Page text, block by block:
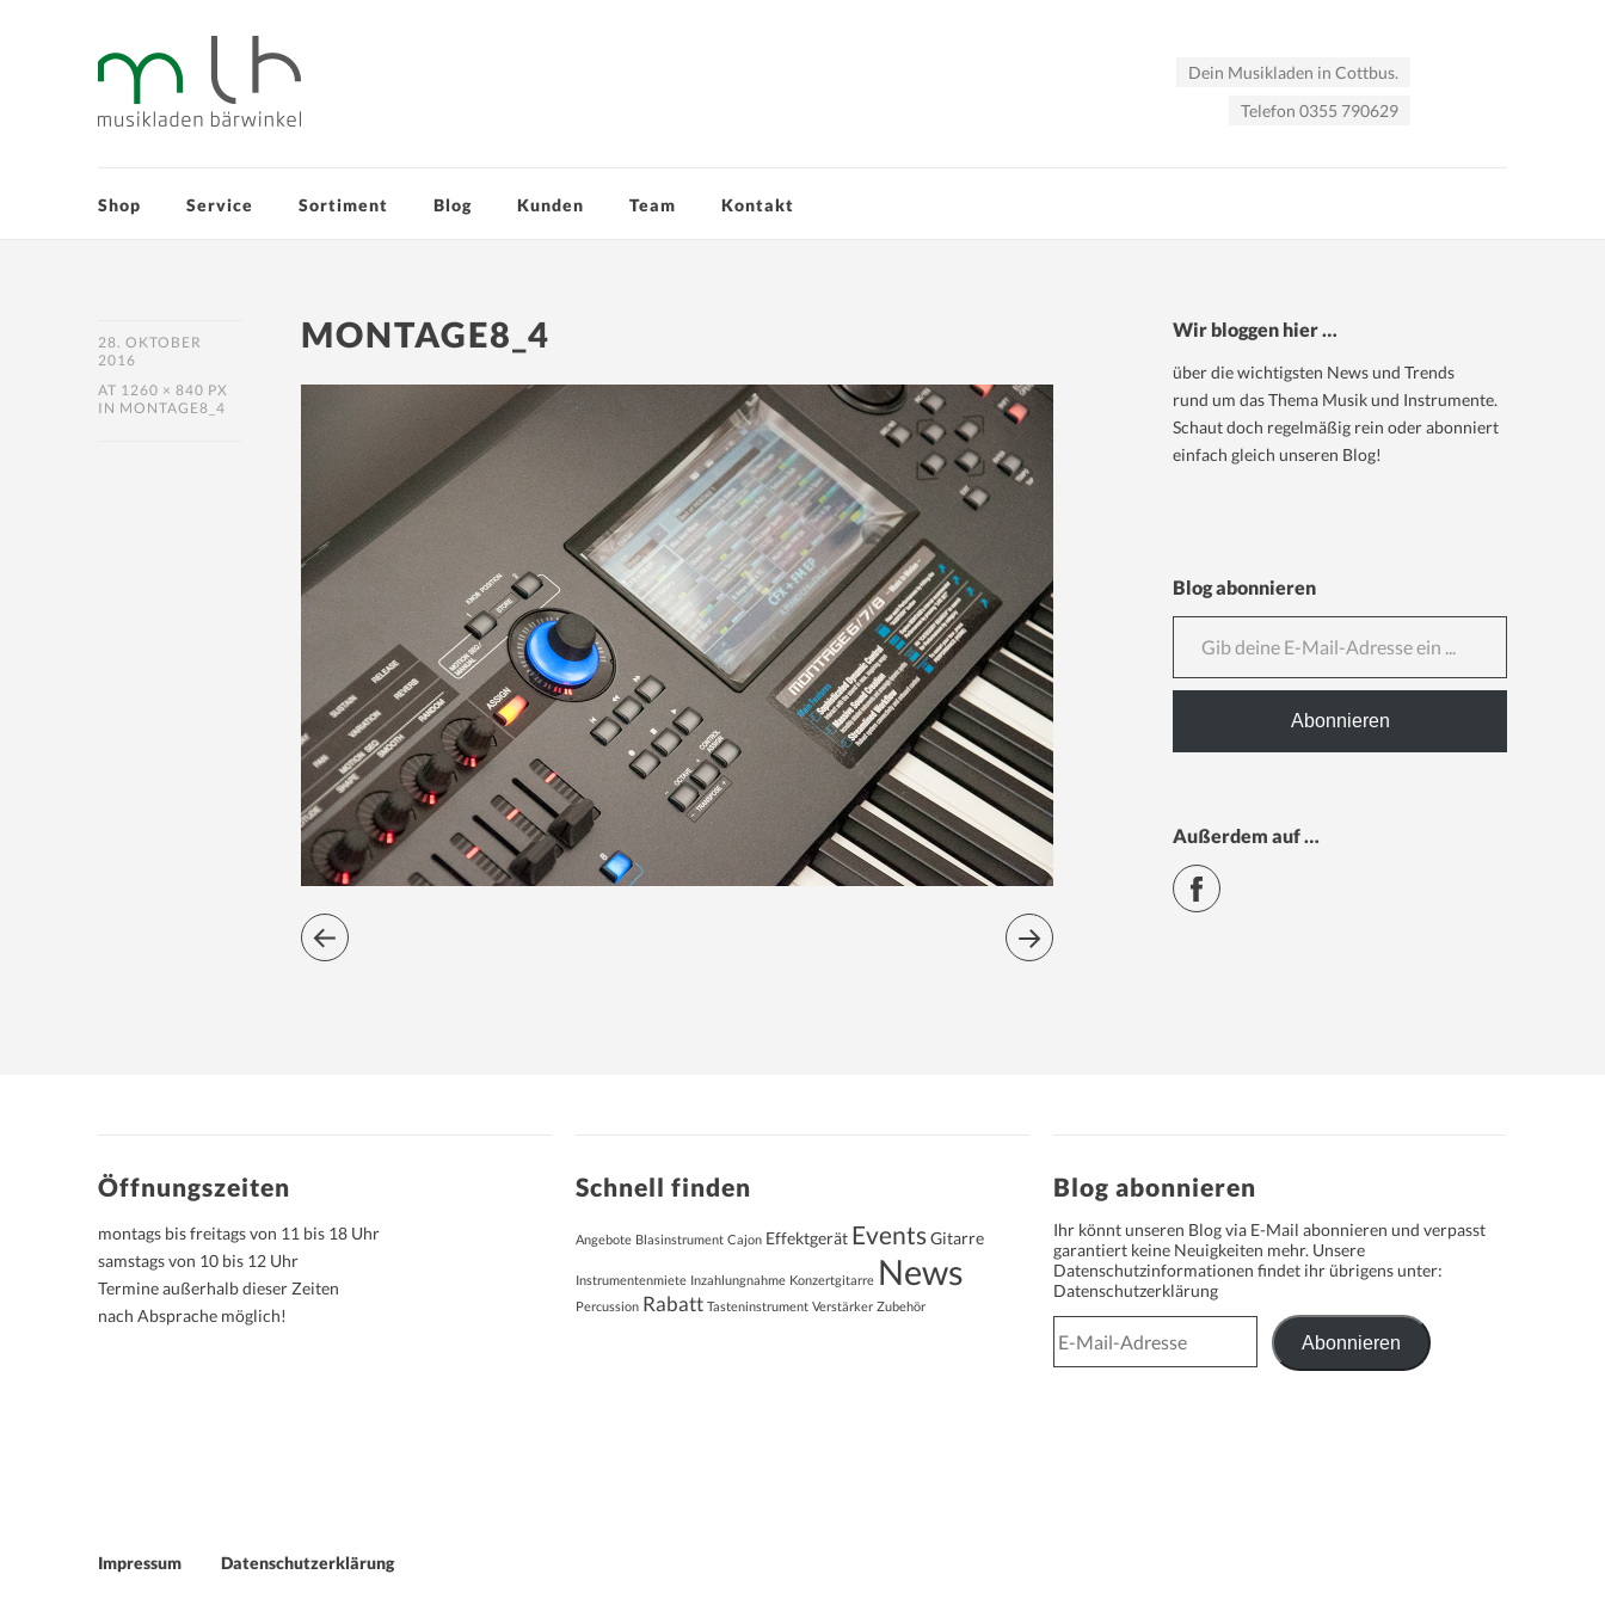
Dein Musikladen in Cottbus.
Telefon 0355 790629
Shop Service Sortiment Blog Kunden Team Kontakt
28. OKTOBER
2016
AT 1260 × 840 PX
IN MONTAGE8_4
MONTAGE8_4 Wir bloggen hier …
über die wichtigsten News und Trends
rund um das Thema Musik und Instrumente.
Schaut doch regelmäßig rein oder abonniert
einfach gleich unseren Blog!
Blog abonnieren
Gib deine E-Mail-Adresse ein ...
Abonnieren
Außerdem auf …
Facebook
Öffnungszeiten
montags bis freitags von 11 bis 18 Uhr
samstags von 10 bis 12 Uhr
Termine außerhalb dieser Zeiten
nach Absprache möglich!
Schnell finden
Angebote Blasinstrument Cajon Effektgerät EventsGitarre
Instrumentenmiete Inzahlungnahme Konzertgitarre News
Percussion Rabatt Tasteninstrument Verstärker Zubehör
Blog abonnieren
Ihr könnt unseren Blog via E-Mail abonnieren und verpasst
garantiert keine Neuigkeiten mehr. Unsere
Datenschutzinformationen findet ihr übrigens unter:
Datenschutzerklärung
Mail-
Adresse
Abonnieren
Impressum Datenschutzerklärung